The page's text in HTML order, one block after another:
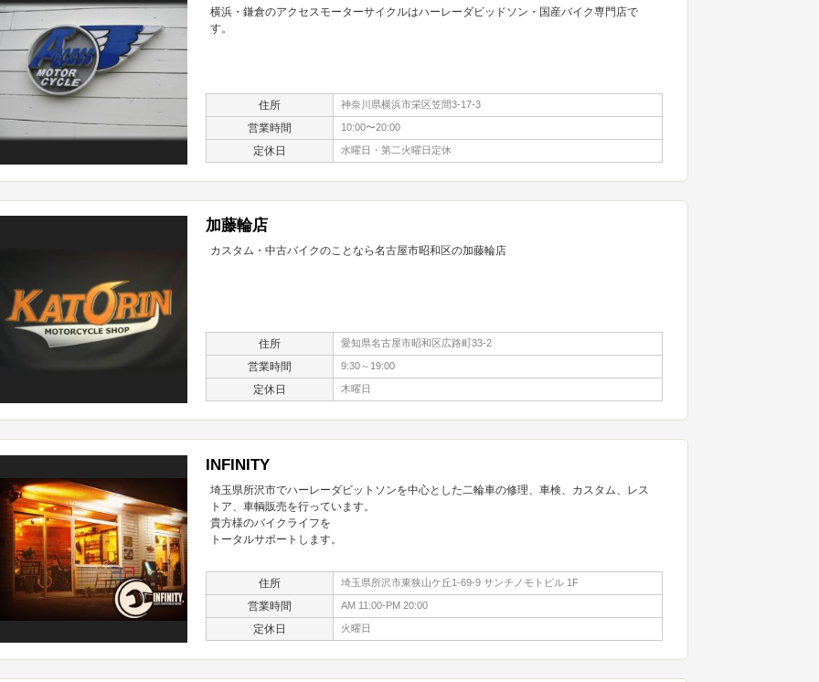
横浜・鎌倉のアクセスモーターサイクルはハーレーダビッドソン・国産バイク専門店で
す。
住所 神奈川県横浜市栄区笠間3-17-3
営業時間 10:00〜20:00
定休日 水曜日・第二火曜日定休
加藤輪店
カスタム・中古バイクのことなら名古屋市昭和区の加藤輪店
住所 愛知県名古屋市昭和区広路町33-2
営業時間 9:30～19:00
定休日 木曜日
INFINITY
埼玉県所沢市でハーレーダビットソンを中心とした二輪車の修理、車検、カスタム、レス
トア、車輌販売を行っています。
貴方様のバイクライフを
トータルサポートします。
住所 埼玉県所沢市東狭山ケ丘1-69-9 サンチノモトビル 1F
営業時間 AM 11:00-PM 20:00
定休日 火曜日